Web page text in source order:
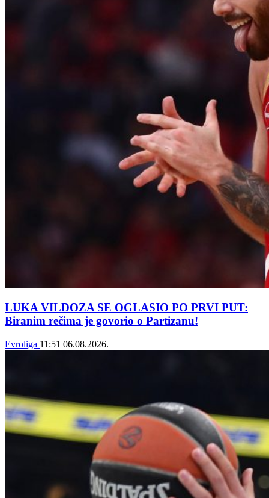
LUKA VILDOZA SE OGLASIO PO PRVI PUT:
Biranim rečima je govorio o Partizanu!
Evroliga 11:51 06.08.2026.